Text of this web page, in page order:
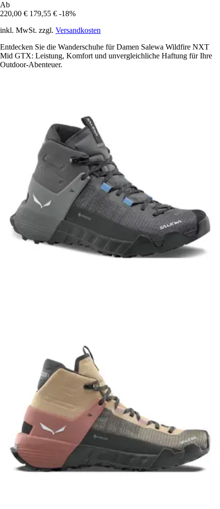
Ab
220,00 € 179,55 € -18%
inkl. MwSt. zzgl. Versandkosten
Entdecken Sie die Wanderschuhe für Damen Salewa Wildfire NXT
Mid GTX: Leistung, Komfort und unvergleichliche Haftung für Ihre
Outdoor-Abenteuer.